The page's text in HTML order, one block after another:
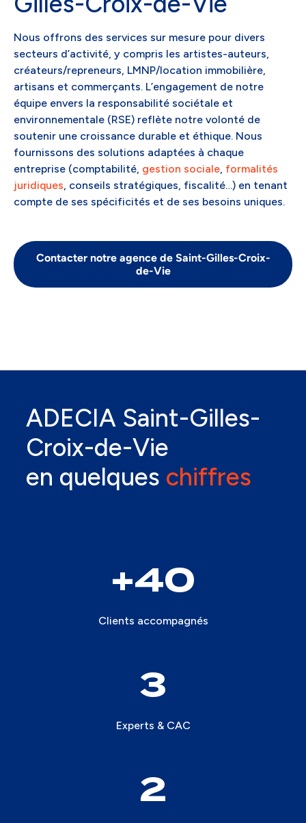
Nous offrons des services sur mesure pour divers
secteurs d’activité, y compris les artistes-auteurs,
créateurs/repreneurs, LMNP/location immobilière,
artisans et commerçants. L’engagement de notre
équipe envers la responsabilité sociétale et
environnementale (RSE) reflète notre volonté de
soutenir une croissance durable et éthique. Nous
fournissons des solutions adaptées à chaque
entreprise (comptabilité, gestion sociale, formalités
juridiques, conseils stratégiques, fiscalité…) en tenant
compte de ses spécificités et de ses besoins uniques.
Contacter notre agence de Saint-Gilles-Croix-
de-Vie
ADECIA Saint-Gilles-
Croix-de-Vie
en quelques chiffres
40
Clients accompagnés
3
Experts & CAC
2